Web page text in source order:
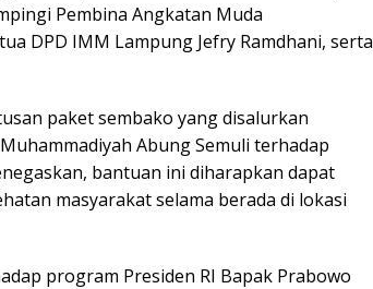
Pembina Angkatan Muda
DPD IMM Lampung Jefry Ramdhani, serta
paket sembako yang disalurkan
Abung Semuli terhadap
bantuan ini diharapkan dapat
masyarakat selama berada di lokasi
program Presiden RI Bapak Prabowo